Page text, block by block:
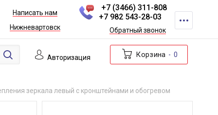
Написать нам
Нижневартовск
+7 (3466) 311-808
+7 982 543-28-03
Обратный звонок
Авторизация Корзина 0
зеркала левый с кронштейнами и обогревом